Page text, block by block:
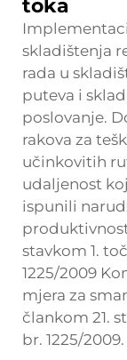
toka
skladištenja
rada u
puteva i
poslovanje.
rakova za
učinkovitih
udaljenost
ispunili
stavkom 1.
1225/2009
mjera za
člankom 21.
br. 1225/2009.